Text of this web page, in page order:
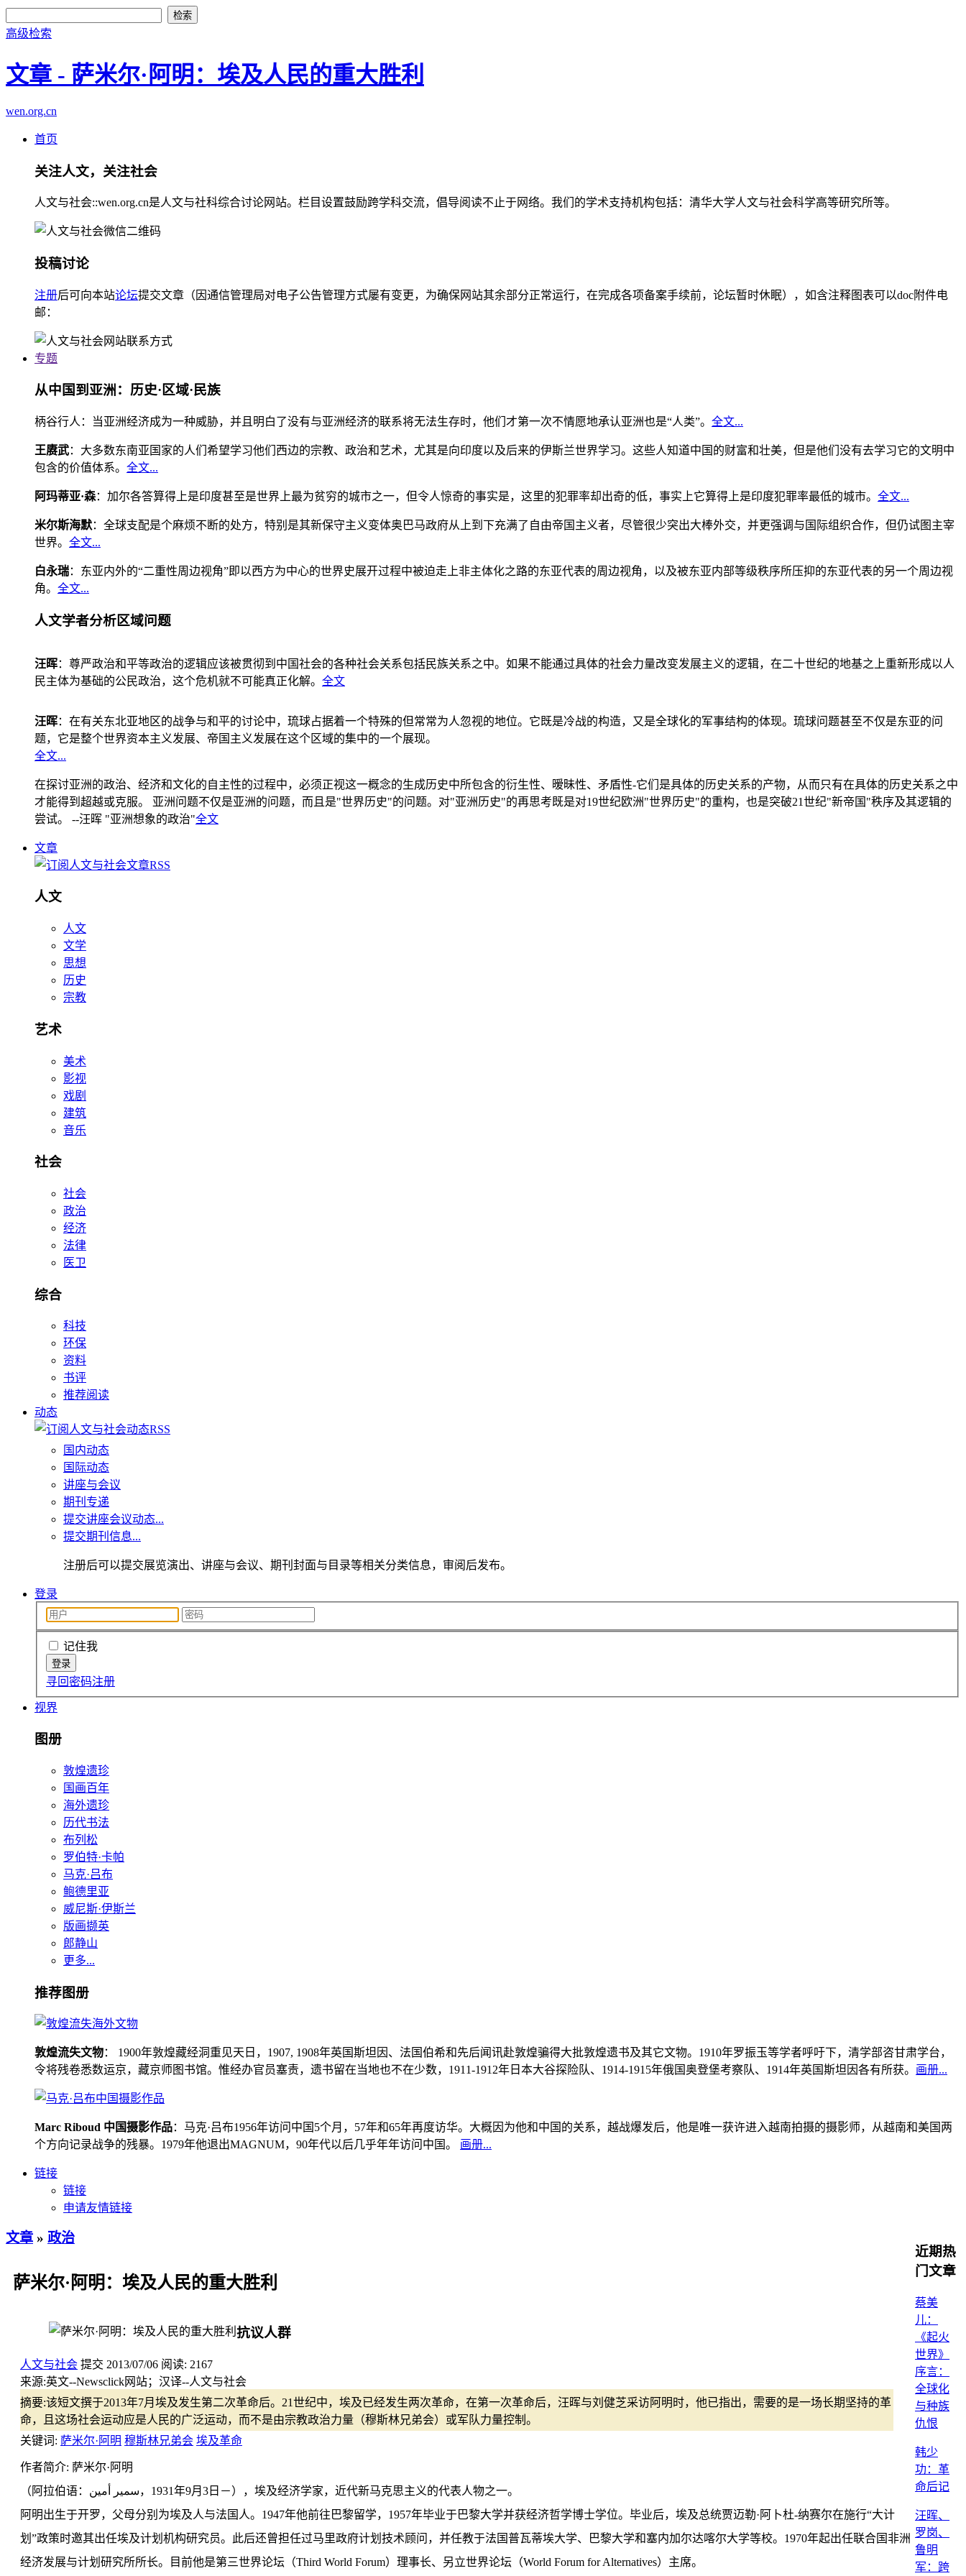
高级检索
文章 - 萨米尔·阿明：埃及人民的重大胜利
wen.org.cn
首页
关注人文，关注社会
人文与社会::wen.org.cn是人文与社科综合讨论网站。栏目设置鼓励跨学科交流，倡导阅读不止于网络。我们的学术支持机构包括：清华大学人文与社会科学高等研究所等。
投稿讨论
注册后可向本站论坛提交文章（因通信管理局对电子公告管理方式屡有变更，为确保网站其余部分正常运行，在完成各项备案手续前，论坛暂时休眠），如含注释图表可以doc附件电
邮：
专题
从中国到亚洲：历史·区域·民族
柄谷行人：当亚洲经济成为一种威胁，并且明白了没有与亚洲经济的联系将无法生存时，他们才第一次不情愿地承认亚洲也是“人类”。 全文...
王赓武：大多数东南亚国家的人们希望学习他们西边的宗教、政治和艺术，尤其是向印度以及后来的伊斯兰世界学习。这些人知道中国的财富和壮美，但是他们没有去学习它的文明中
包含的价值体系。 全文...
阿玛蒂亚·森：加尔各答算得上是印度甚至是世界上最为贫穷的城市之一，但令人惊奇的事实是，这里的犯罪率却出奇的低，事实上它算得上是印度犯罪率最低的城市。 全文...
米尔斯海默：全球支配是个麻烦不断的处方，特别是其新保守主义变体奥巴马政府从上到下充满了自由帝国主义者，尽管很少突出大棒外交，并更强调与国际组织合作，但仍试图主宰
世界。 全文...
白永瑞：东亚内外的“二重性周边视角”即以西方为中心的世界史展开过程中被迫走上非主体化之路的东亚代表的周边视角，以及被东亚内部等级秩序所压抑的东亚代表的另一个周边视
角。 全文...
人文学者分析区域问题
汪晖：尊严政治和平等政治的逻辑应该被贯彻到中国社会的各种社会关系包括民族关系之中。如果不能通过具体的社会力量改变发展主义的逻辑，在二十世纪的地基之上重新形成以人
民主体为基础的公民政治，这个危机就不可能真正化解。 全文
汪晖：在有关东北亚地区的战争与和平的讨论中，琉球占据着一个特殊的但常常为人忽视的地位。它既是冷战的构造，又是全球化的军事结构的体现。琉球问题甚至不仅是东亚的问
题，它是整个世界资本主义发展、帝国主义发展在这个区域的集中的一个展现。
全文...
在探讨亚洲的政治、经济和文化的自主性的过程中，必须正视这一概念的生成历史中所包含的衍生性、暧昧性、矛盾性-它们是具体的历史关系的产物，从而只有在具体的历史关系之中
才能得到超越或克服。 亚洲问题不仅是亚洲的问题，而且是"世界历史"的问题。对"亚洲历史"的再思考既是对19世纪欧洲"世界历史"的重构，也是突破21世纪"新帝国"秩序及其逻辑的
尝试。 --汪晖 "亚洲想象的政治"全文
文章
人文
人文
文学
思想
历史
宗教
艺术
美术
影视
戏剧
建筑
音乐
社会
社会
政治
经济
法律
医卫
综合
科技
环保
资料
书评
推荐阅读
动态
国内动态
国际动态
讲座与会议
期刊专递
提交讲座会议动态...
提交期刊信息...
注册后可以提交展览演出、讲座与会议、期刊封面与目录等相关分类信息，审阅后发布。
登录
记住我
寻回密码注册
视界
图册
敦煌遗珍
国画百年
海外遗珍
历代书法
布列松
罗伯特·卡帕
马克·吕布
鲍德里亚
威尼斯·伊斯兰
版画撷英
郎静山
更多...
推荐图册
敦煌流失文物： 1900年敦煌藏经洞重见天日，1907, 1908年英国斯坦因、法国伯希和先后闻讯赴敦煌骗得大批敦煌遗书及其它文物。1910年罗振玉等学者呼吁下，清学部咨甘肃学台，
令将残卷悉数运京，藏京师图书馆。惟经办官员塞责，遗书留在当地也不在少数，1911-1912年日本大谷探险队、1914-1915年俄国奥登堡考察队、1914年英国斯坦因各有所获。 画册...
Marc Riboud 中国摄影作品：马克·吕布1956年访问中国5个月，57年和65年再度访华。大概因为他和中国的关系，越战爆发后，他是唯一获许进入越南拍摄的摄影师，从越南和美国两
个方向记录战争的残暴。1979年他退出MAGNUM，90年代以后几乎年年访问中国。 画册...
链接
链接
申请友情链接
文章 » 政治
萨米尔·阿明：埃及人民的重大胜利
抗议人群
人文与社会 提交 2013/07/06 阅读: 2167
来源:英文--Newsclick网站；汉译--人文与社会
摘要:该短文撰于2013年7月埃及发生第二次革命后。21世纪中，埃及已经发生两次革命，在第一次革命后，汪晖与刘健芝采访阿明时，他已指出，需要的是一场长期坚持的革
命，且这场社会运动应是人民的广泛运动，而不是由宗教政治力量（穆斯林兄弟会）或军队力量控制。
关键词: 萨米尔·阿明 穆斯林兄弟会 埃及革命
作者简介: 萨米尔·阿明
（阿拉伯语：سمير أمين‎，1931年9月3日－），埃及经济学家，近代新马克思主义的代表人物之一。
阿明出生于开罗，父母分别为埃及人与法国人。1947年他前往巴黎留学，1957年毕业于巴黎大学并获经济哲学博士学位。毕业后，埃及总统贾迈勒·阿卜杜-纳赛尔在施行“大计
划”政策时邀其出任埃及计划机构研究员。此后还曾担任过马里政府计划技术顾问，并任教于法国普瓦蒂埃大学、巴黎大学和塞内加尔达喀尔大学等校。1970年起出任联合国非洲
经济发展与计划研究所所长。目前他是第三世界论坛（Third World Forum）理事长、另立世界论坛（World Forum for Alternatives）主席。
近期热
门文章
蔡美
儿：
《起火
世界》
序言：
全球化
与种族
仇恨
韩少
功：革
命后记
汪晖、
罗岗、
鲁明
军：跨